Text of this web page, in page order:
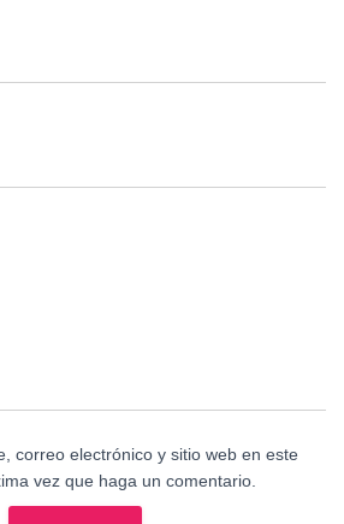
correo electrónico y sitio web en este
vez que haga un comentario.